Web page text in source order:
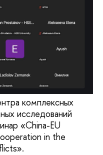
комплексных
исследований
«China-EU
in the